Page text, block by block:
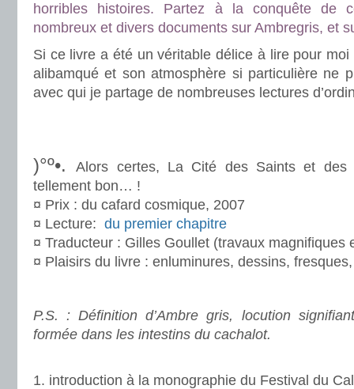
horribles histoires. Partez à la conquête de
nombreux et divers documents sur Ambregris, et
Si ce livre a été un véritable délice à lire pour
alibamqué et son atmosphère si particulière ne
avec qui je partage de nombreuses lectures
)°º•.Alors certes, La Cité des Saints et
tellement bon… !
¤ Prix : du cafard cosmique, 2007
¤ Lecture: du premier chapitre
¤ Traducteur : Gilles Goullet (travaux magnifiques
¤ Plaisirs du livre : enluminures, dessins,
P.S. : Définition d’Ambre gris, locution
formée dans les intestins du cachalot.
1. introduction à la monographie du Festival du